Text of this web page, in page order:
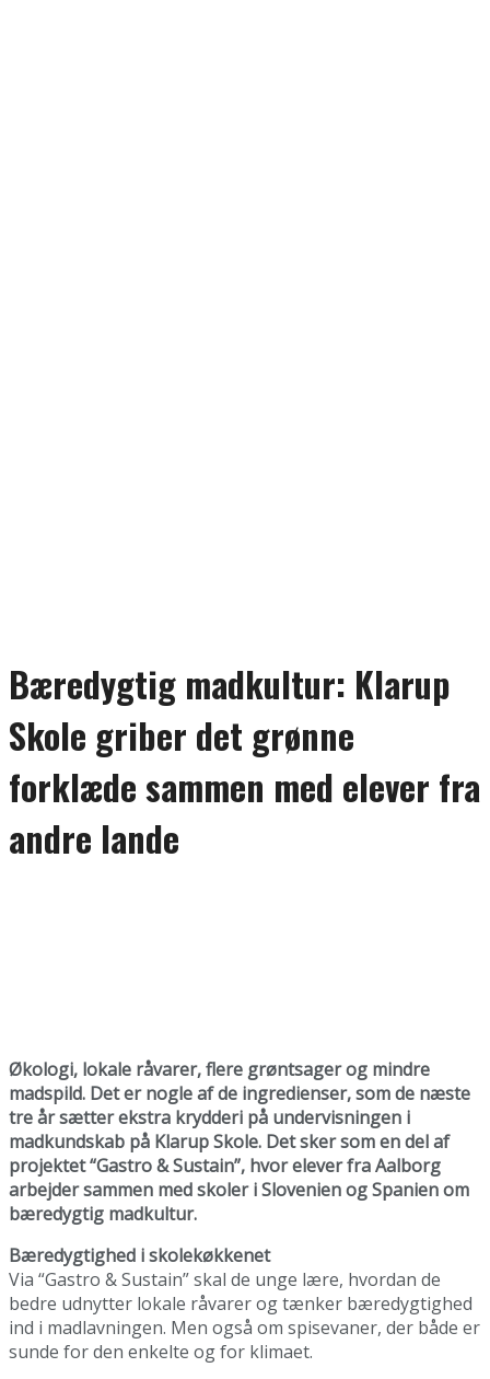
Bæredygtig madkultur: Klarup
Skole griber det grønne
forklæde sammen med elever fra
andre lande
Økologi, lokale råvarer, flere grøntsager og mindre
madspild. Det er nogle af de ingredienser, som de næste
tre år sætter ekstra krydderi på undervisningen i
madkundskab på Klarup Skole. Det sker som en del af
projektet “Gastro & Sustain”, hvor elever fra Aalborg
arbejder sammen med skoler i Slovenien og Spanien om
bæredygtig madkultur.
Bæredygtighed i skolekøkkenet
Via “Gastro & Sustain” skal de unge lære, hvordan de
bedre udnytter lokale råvarer og tænker bæredygtighed
ind i madlavningen. Men også om spisevaner, der både er
sunde for den enkelte og for klimaet.